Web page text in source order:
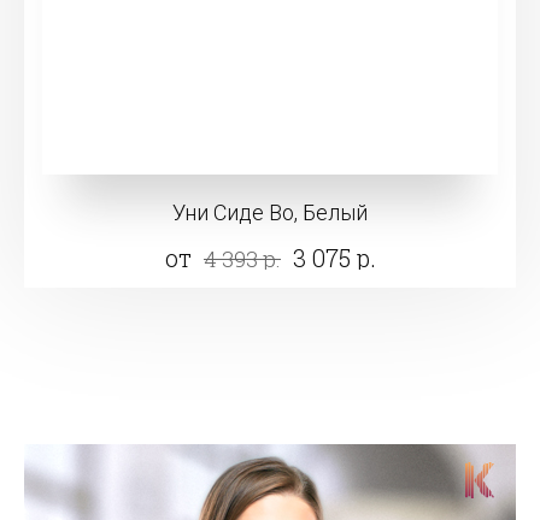
Уни Сиде Во, Белый
от 4 393 р. 3 075 р.